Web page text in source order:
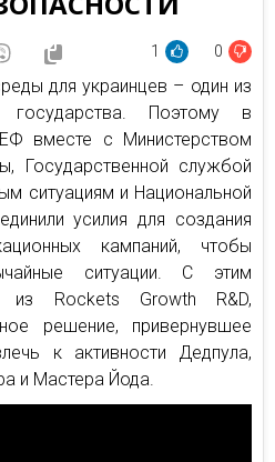
1 0
для украинцев – один из
государства. Поэтому в
вместе с Министерством
Государственной службой
ситуациям и Национальной
усилия для создания
кампаний, чтобы
ситуации. С этим
из Rockets Growth R&D,
решение, привернувшее
к активности Дедпула,
и Мастера Йода.